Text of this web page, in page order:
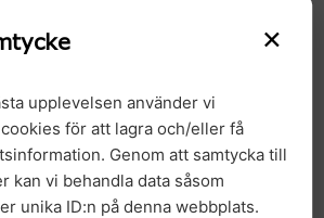
från SciLifeLab (på engelska).
effektivt och hållbart nyttjande
integrering av DIGITAL-
– sammanställning av
×
upplevelsen använder vi
för att lagra och/eller få
Genom att samtycka till
kan vi behandla data såsom
unika ID:n på denna webbplats.